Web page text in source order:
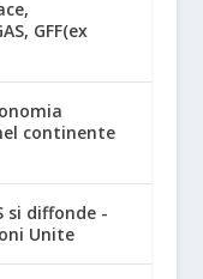
GFF(ex
continente
si diffonde -
Unite